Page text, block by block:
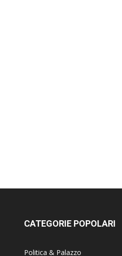
CATEGORIE POPOLARI
Politica & Palazzo